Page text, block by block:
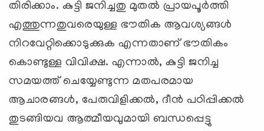
തിരിക്കാം. കുട്ടി ജനിച്ചതു മുതല്‍ പ്രായപൂര്‍ത്തി
എത്തുന്നതുവരെയുള്ള ഭൗതിക ആവശ്യങ്ങള്‍
നിറവേറ്റിക്കൊടുക്കുക എന്നതാണ് ഭൗതികം
കൊണ്ടുള്ള വിവിക്ഷ. എന്നാല്‍, കുട്ടി ജനിച്ച
സമയത്ത് ചെയ്യേണ്ടുന്ന മതപരമായ
ആചാരങ്ങള്‍, പേരുവിളിക്കല്‍, ദീന്‍ പഠിപ്പിക്കല്‍
തുടങ്ങിയവ ആത്മീയവുമായി ബന്ധപ്പെട്ടു